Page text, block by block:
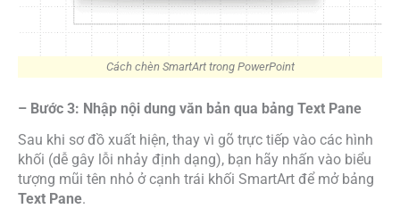
Cách chèn SmartArt trong PowerPoint
– Bước 3: Nhập nội dung văn bản qua bảng Text Pane
Sau khi sơ đồ xuất hiện, thay vì gõ trực tiếp vào các hình
khối (dễ gây lỗi nhảy định dạng), bạn hãy nhấn vào biểu
tượng mũi tên nhỏ ở cạnh trái khối SmartArt để mở bảng
Text Pane.